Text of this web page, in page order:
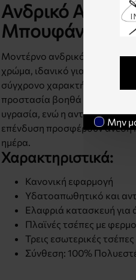
Μην
Ανδρικό
Μπουφάν –
Μοντέρνο ανδρικό αμάνικο
χρώμα, ιδανικό για
σύγχρονο χαρακτήρα. Το
προστασία βοηθά στην
υγρασία, ενώ η αντιανεμική
επένδυση προσφέρουν άνεση
ημέρα.
Χαρακτηριστικά:
Κανονική εφαρμογή
Υδατοαπωθητικό και
Ελαφριά κατασκευή για
Πλαϊνές τσέπες με
Τρεις εσωτερικές
Σύνθεση: 100%